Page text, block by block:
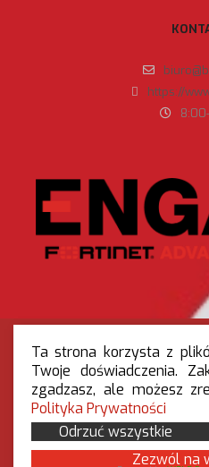
https://
RODO |
OGÓLNE
BEZPIECZEŃSTWO W
Ta strona korzysta z
Twoje doświadczenia.
zgadzasz, ale możesz
Polityka Prywatności
Odrzuć wszystkie
Zezwól na